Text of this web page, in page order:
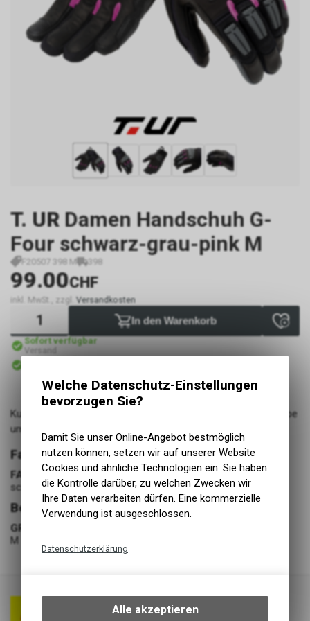
T. UR Damen Handschuh G-
Four schwarz-grau-pink M
F20507 398 M 398
99.00CHF
inkl. MwSt., zzgl. Versandkosten
In den Warenkorb
Sofort verfügbar
Versand
Kurzer Sommerhandschuh mit Reissverschluss über der Stulpe
um den Einstieg zu erleichtern
Farbe
FARBE
schwarz-grau-pink
Bekleidung
GRÖSSE
M
Welche Datenschutz-Einstellungen
bevorzugen Sie?
Damit Sie unser Online-Angebot bestmöglich
nutzen können, setzen wir auf unserer Website
Cookies und ähnliche Technologien ein. Sie haben
die Kontrolle darüber, zu welchen Zwecken wir
Ihre Daten verarbeiten dürfen. Eine kommerzielle
Verwendung ist ausgeschlossen.
Datenschutzerklärung
bestimmte Interaktionen und
Alle akzeptieren